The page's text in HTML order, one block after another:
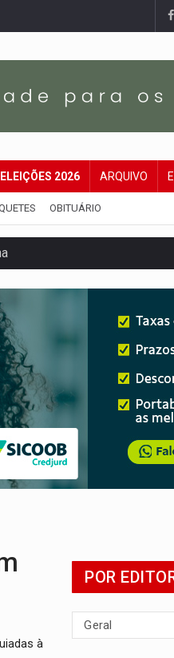
ELEIÇÕES 2026 ARQUIVO
OBITUÁRIO
EFMM
Souza
à
POR